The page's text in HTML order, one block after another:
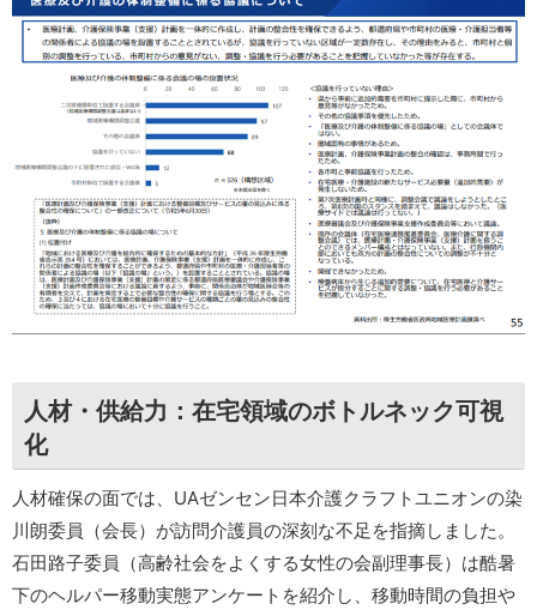
人材・供給力：在宅領域のボトルネック可視
化
人材確保の面では、UAゼンセン日本介護クラフトユニオンの染
川朗委員（会長）が訪問介護員の深刻な不足を指摘しました。
石田路子委員（高齢社会をよくする女性の会副理事長）は酷暑
下のヘルパー移動実態アンケートを紹介し、移動時間の負担や